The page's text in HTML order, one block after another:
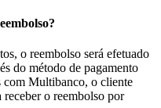
o reembolso será efetuado
do método de pagamento
com Multibanco, o cliente
o reembolso por